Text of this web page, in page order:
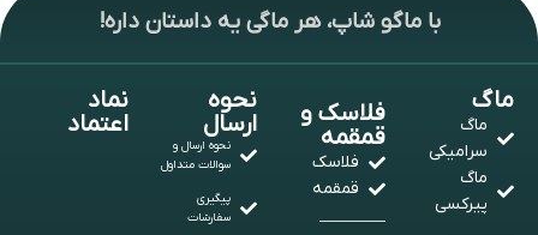
با ماگو شاپ، هر ماگی یه داستان داره!
ماگ
ماگ
سرامیکی
ماگ
پیرکسی
فلاسک و
قمقمه
فلاسک
قمقمه
نحوه
ارسال
نحوه ارسال و
سوالات متداول
پیگیری
سفارشات
نماد
اعتماد